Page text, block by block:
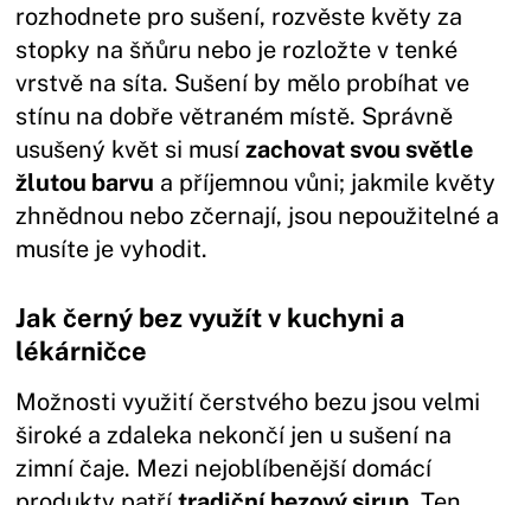
rozhodnete pro sušení, rozvěste květy za
stopky na šňůru nebo je rozložte v tenké
vrstvě na síta. Sušení by mělo probíhat ve
stínu na dobře větraném místě. Správně
usušený květ si musízachovat svou světle
žlutou barvu a příjemnou vůni; jakmile květy
zhnědnou nebo zčernají, jsou nepoužitelné a
musíte je vyhodit.
Jak černý bez využít v kuchyni a
lékárničce
Možnosti využití čerstvého bezu jsou velmi
široké a zdaleka nekončí jen u sušení na
zimní čaje. Mezi nejoblíbenější domácí